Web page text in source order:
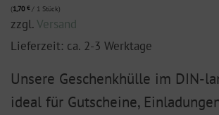
(1,70 €/ 1 Stück)
zzgl.Versand
Lieferzeit: ca. 2-3 Werktage
Unsere Geschenkhülle im DIN-
ideal für Gutscheine,